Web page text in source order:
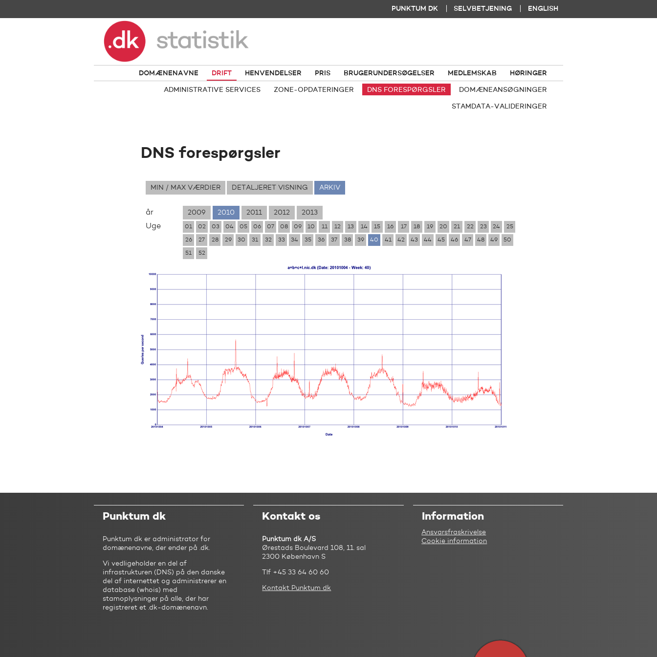
PUNKTUM DK SELVBETJENING ENGLISH
DOMÆNENAVNE DRIFT HENVENDELSER PRIS BRUGERUNDERSØGELSER MEDLEMSKAB HØRINGER
ADMINISTRATIVE SERVICES ZONE-OPDATERINGER DNS FORESPØRGSLER DOMÆNEANSØGNINGER
STAMDATA-VALIDERINGER
DNS forespørgsler
MIN / MAX VÆRDIER DETALJERET VISNING ARKIV
år 2009 2010 2011 2012 2013
Uge 01 02 03 04 05 06 07 08 09 10 11 12 13 14 15 16 17 18 19 20 21 22 23 24 25
26 27 28 29 30 31 32 33 34 35 36 37 38 39 40 41 42 43 44 45 46 47 48 49 50
51 52
Punktum dk
Punktum dk er administrator for
domænenavne, der ender på .dk.
Vi vedligeholder en del af
infrastrukturen (DNS) på den danske
del af internettet og administrerer en
database (whois) med
stamoplysninger på alle, der har
registreret et .dk-domænenavn.
Kontakt os
Punktum dk A/S
Ørestads Boulevard 108, 11. sal
2300 København S
Tlf +45 33 64 60 60
Kontakt Punktum dk
Information
Ansvarsfraskrivelse
Cookie information